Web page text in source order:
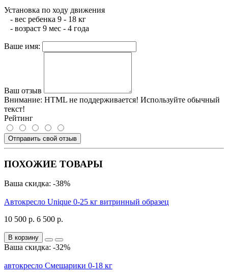
Установка по ходу движения
- вес ребенка 9 - 18 кг
- возраст 9 мес - 4 года
Ваше имя:
Ваш отзыв
Внимание: HTML не поддерживается! Используйте обычный
текст!
Рейтинг
Отправить свой отзыв
ПОХОЖИЕ ТОВАРЫ
Ваша скидка: -38%
Автокресло Unique 0-25 кг витринный образец
10 500 р. 6 500 р.
В корзину
Ваша скидка: -32%
автокресло Смешарики 0-18 кг